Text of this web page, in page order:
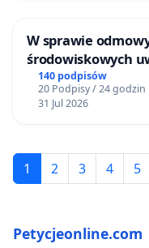
W sprawie
środowiskowych
zakładu
Ostrowiu
mieszkańców i
140 podpisów
20 Podpisy / 24 godzin
31 Jul 2026
1 2 3 4 5
Petycjeonline.com